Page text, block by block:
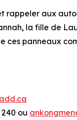
aux
la fille de
ces panneaux
ou